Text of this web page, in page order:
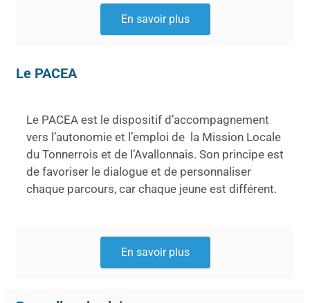
En savoir plus
Le PACEA
Le PACEA est le dispositif d’accompagnement
vers l’autonomie et l’emploi de la Mission Locale
du Tonnerrois et de l’Avallonnais. Son principe est
de favoriser le dialogue et de personnaliser
chaque parcours, car chaque jeune est différent.
En savoir plus